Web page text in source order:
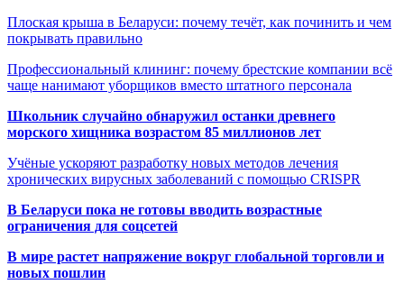
Плоская крыша в Беларуси: почему течёт, как починить и чем
покрывать правильно
Профессиональный клининг: почему брестские компании всё
чаще нанимают уборщиков вместо штатного персонала
Школьник случайно обнаружил останки древнего
морского хищника возрастом 85 миллионов лет
Учёные ускоряют разработку новых методов лечения
хронических вирусных заболеваний с помощью CRISPR
В Беларуси пока не готовы вводить возрастные
ограничения для соцсетей
В мире растет напряжение вокруг глобальной торговли и
новых пошлин